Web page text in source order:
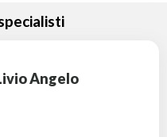
Angelo